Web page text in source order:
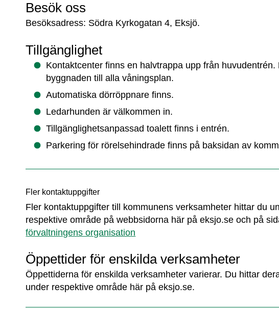
Besök oss
Besöksadress: Södra Kyrkogatan 4, Eksjö.
Tillgänglighet
Kontaktcenter finns en halvtrappa upp från huvudentrén.
byggnaden till alla våningsplan.
Automatiska dörröppnare finns.
Ledarhunden är välkommen in.
Tillgänglighetsanpassad toalett finns i entrén.
Parkering för rörelsehindrade finns på baksidan av
Fler kontaktuppgifter
Fler kontaktuppgifter till kommunens verksamheter hittar du
förvaltningens organisation
Öppettider för enskilda verksamheter
Öppettiderna för enskilda verksamheter varierar. Du hittar
under respektive område här på eksjo.se.